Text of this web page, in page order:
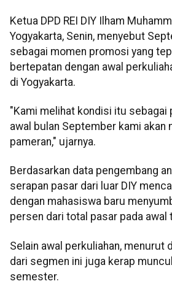
Ketua DPD REI DIY Ilham
Yogyakarta, Senin, menyebut
sebagai momen promosi yang
bertepatan dengan awal
di Yogyakarta.
"Kami melihat kondisi itu sebagai
awal bulan September kami akan
pameran," ujarnya.
Berdasarkan data pengembang
serapan pasar dari luar DIY
dengan mahasiswa baru
persen dari total pasar pada awal
Selain awal perkuliahan, menurut
dari segmen ini juga kerap
semester.